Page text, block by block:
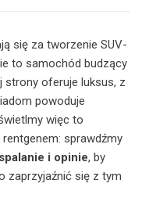
się za tworzenie SUV-
to samochód budzący
strony oferuje luksus, z
powoduje
więc to
sprawdźmy
i opinie, by
zaprzyjaźnić się z tym